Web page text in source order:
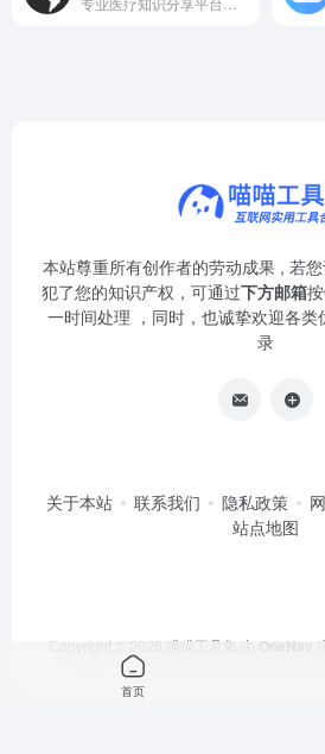
本站尊重所有创作者的劳动成果 , 若
犯了您的知识产权，可通过下方邮箱
一时间处理 ，同时，也诚挚欢迎各类
录
关于本站 联系我们 隐私政策
站点地图
Copyright © 2026 喵喵工具集 由 OneNav
首页